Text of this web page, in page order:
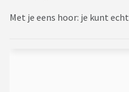
Met je eens hoor: je kunt